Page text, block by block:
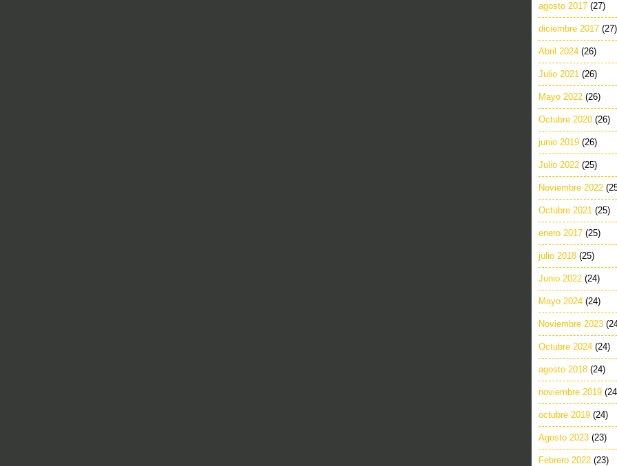
agosto 2017 (27)
diciembre 2017 (27)
Abril 2024 (26)
Julio 2021 (26)
Mayo 2022 (26)
Octubre 2020 (26)
junio 2019 (26)
Julio 2022 (25)
Noviembre 2022
Octubre 2021 (25)
enero 2017 (25)
julio 2018 (25)
Junio 2022 (24)
Mayo 2024 (24)
Noviembre 2023
Octubre 2024 (24)
agosto 2018 (24)
noviembre 2019
octubre 2019 (24)
Agosto 2023 (23)
Febrero 2022 (23)